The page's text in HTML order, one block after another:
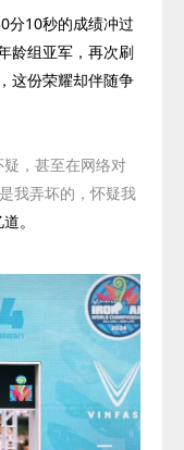
分10秒的成绩冲过
龄组亚军，再次刷
这份荣耀却伴随争
，甚至在网络对
我弄坏的，怀疑我
。